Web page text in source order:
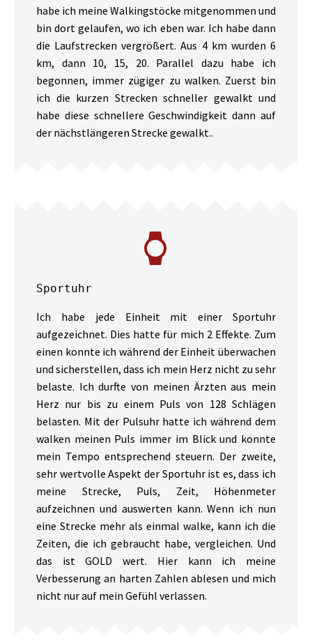
habe ich meine Walkingstöcke mitgenommen und
bin dort gelaufen, wo ich eben war. Ich habe dann
die Laufstrecken vergrößert. Aus 4 km wurden 6
km, dann 10, 15, 20. Parallel dazu habe ich
begonnen, immer zügiger zu walken. Zuerst bin
ich die kurzen Strecken schneller gewalkt und
habe diese schnellere Geschwindigkeit dann auf
der nächstlängeren Strecke gewalkt..


Sportuhr
Ich habe jede Einheit mit einer Sportuhr
aufgezeichnet. Dies hatte für mich 2 Effekte. Zum
einen konnte ich während der Einheit überwachen
und sicherstellen, dass ich mein Herz nicht zu sehr
belaste. Ich durfte von meinen Ärzten aus mein
Herz nur bis zu einem Puls von 128 Schlägen
belasten. Mit der Pulsuhr hatte ich während dem
walken meinen Puls immer im Blick und konnte
mein Tempo entsprechend steuern. Der zweite,
sehr wertvolle Aspekt der Sportuhr ist es, dass ich
meine Strecke, Puls, Zeit, Höhenmeter
aufzeichnen und auswerten kann. Wenn ich nun
eine Strecke mehr als einmal walke, kann ich die
Zeiten, die ich gebraucht habe, vergleichen. Und
das ist GOLD wert. Hier kann ich meine
Verbesserung an harten Zahlen ablesen und mich
nicht nur auf mein Gefühl verlassen.